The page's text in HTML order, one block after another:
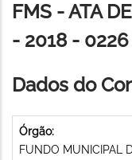
navegação
FMS - ATA
- 2018 - 0226
Dados do
Órgão:
FUNDO MUNICIPAL